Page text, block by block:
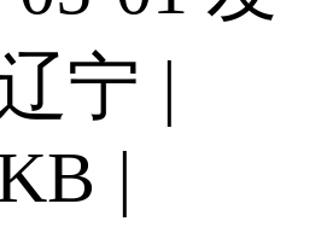
宁 |
|